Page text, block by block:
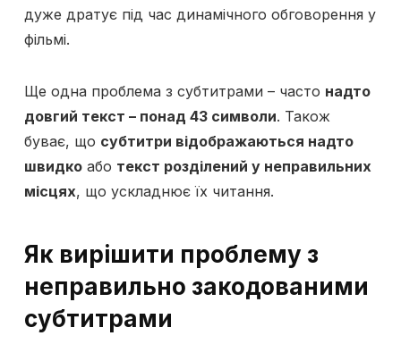
дуже дратує під час динамічного обговорення у
фільмі.
Ще одна проблема з субтитрами – часто надто
довгий текст – понад 43 символи. Також
буває, що субтитри відображаються надто
швидко або текст розділений у неправильних
місцях, що ускладнює їх читання.
Як вирішити проблему з
неправильно закодованими
субтитрами